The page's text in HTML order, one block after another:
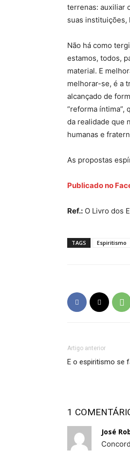
terrenas: auxiliar
suas instituições,
Não há como
estamos, todos,
material. E
melhorar-se, é a
alcançado de
“reforma íntima”,
da realidade que
humanas e
As propostas
Publicado no
Ref.: O Livro dos
TAGS Espiritismo
Artigo anterior
E o espiritismo se
1
José